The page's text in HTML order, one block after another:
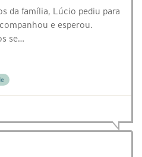
da família, Lúcio pediu para
e esperou.
se…